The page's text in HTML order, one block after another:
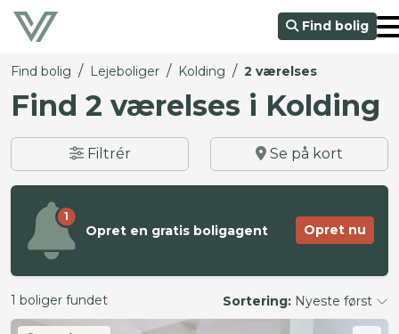
Find bolig
Find bolig / Lejeboliger / Kolding / 2 værelses
Find 2 værelses i Kolding
Filtrér Se på kort
1
Opret en gratis boligagent Opret nu
1 boliger fundet Sortering: Nyeste først